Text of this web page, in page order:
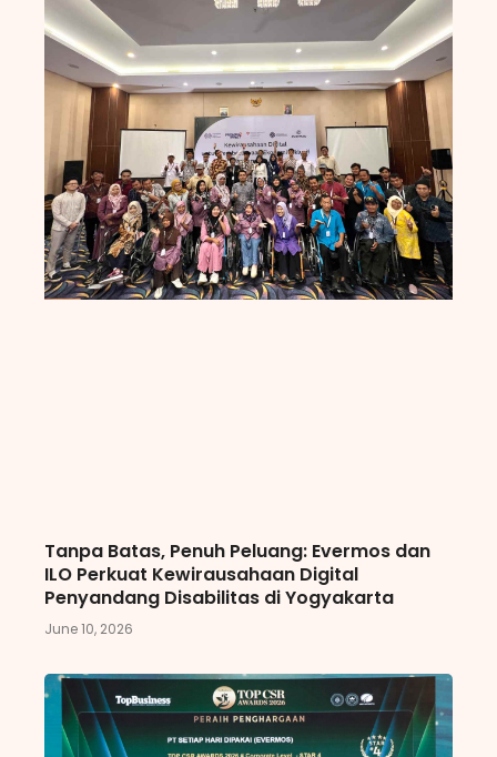
Tanpa Batas, Penuh Peluang: Evermos dan
ILO Perkuat Kewirausahaan Digital
Penyandang Disabilitas di Yogyakarta
June 10, 2026